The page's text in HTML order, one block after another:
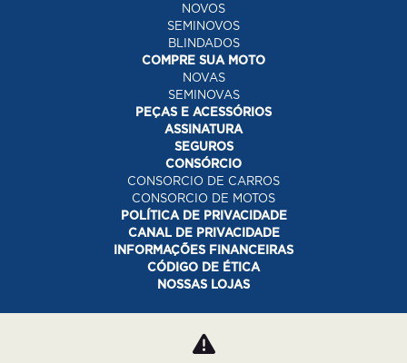
NOVOS
SEMINOVOS
BLINDADOS
COMPRE SUA MOTO
NOVAS
SEMINOVAS
PEÇAS E ACESSÓRIOS
ASSINATURA
SEGUROS
CONSÓRCIO
CONSORCIO DE CARROS
CONSORCIO DE MOTOS
POLÍTICA DE PRIVACIDADE
CANAL DE PRIVACIDADE
INFORMAÇÕES FINANCEIRAS
CÓDIGO DE ÉTICA
NOSSAS LOJAS
Desacelere. Seu bem maior é a vida.